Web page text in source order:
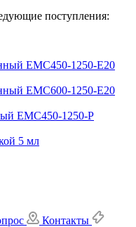
поступления:
ЕМС450-1250-E20
EMC600-1250-E20
EMC450-1250-P
5 мл
Контакты